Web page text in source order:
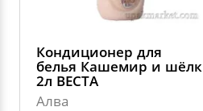
Кондиционер для
белья Кашемир и шёлк
2л ВЕСТА
Алва